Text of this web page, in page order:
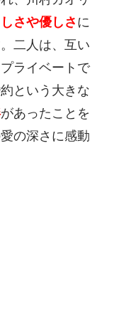
さや優しさ に
二人は、互い
ライベートで
という大きな
があったことを
の深さに感動